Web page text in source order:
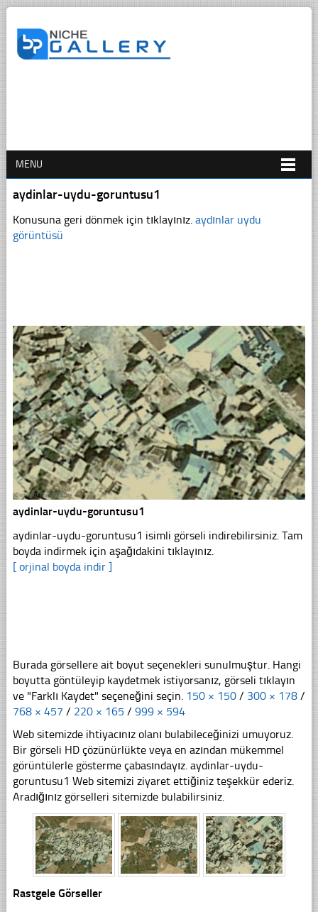
MENU
aydinlar-uydu-goruntusu1
Konusuna geri dönmek için tıklayınız. aydınlar uydu
görüntüsü
aydinlar-uydu-goruntusu1
aydinlar-uydu-goruntusu1 isimli görseli indirebilirsiniz. Tam
boyda indirmek için aşağıdakini tıklayınız.
[ orjinal boyda indir ]
Burada görsellere ait boyut seçenekleri sunulmuştur. Hangi
boyutta göntüleyip kaydetmek istiyorsanız, görseli tıklayın
ve "Farklı Kaydet" seçeneğini seçin. 150 × 150 / 300 × 178 /
768 × 457 / 220 × 165 / 999 × 594
Web sitemizde ihtiyacınız olanı bulabileceğinizi umuyoruz.
Bir görseli HD çözünürlükte veya en azından mükemmel
görüntülerle gösterme çabasındayız. aydinlar-uydu-
goruntusu1 Web sitemizi ziyaret ettiğiniz teşekkür ederiz.
Aradığınız görselleri sitemizde bulabilirsiniz.
Rastgele Görseller